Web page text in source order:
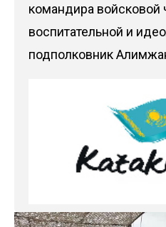
командира войсковой
воспитательной и
подполковник